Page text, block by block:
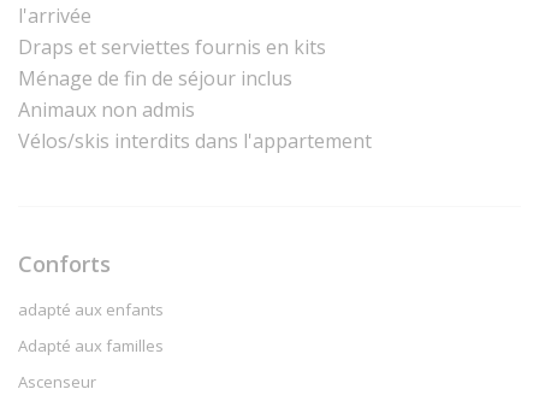
l'arrivée
Draps et serviettes fournis en kits
Ménage de fin de séjour inclus
Animaux non admis
Vélos/skis interdits dans l'appartement
Conforts
adapté aux enfants
Adapté aux familles
Ascenseur